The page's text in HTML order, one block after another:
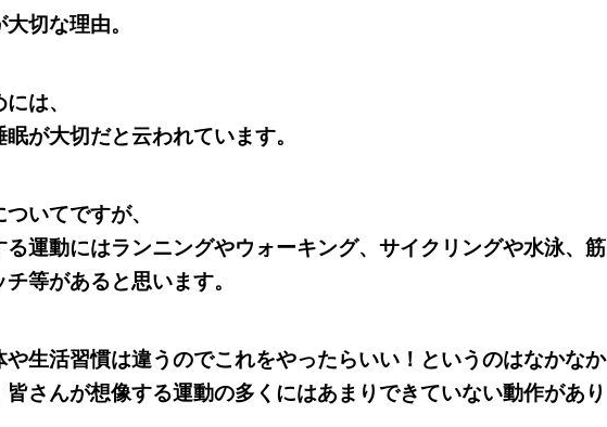
切な理由。
は、
が大切だと云われています。
いてですが、
る運動にはランニングやウォーキング、サイクリングや水泳、筋
チ等があると思います。
や生活習慣は違うのでこれをやったらいい！というのはなかなか
さんが想像する運動の多くにはあまりできていない動作があり